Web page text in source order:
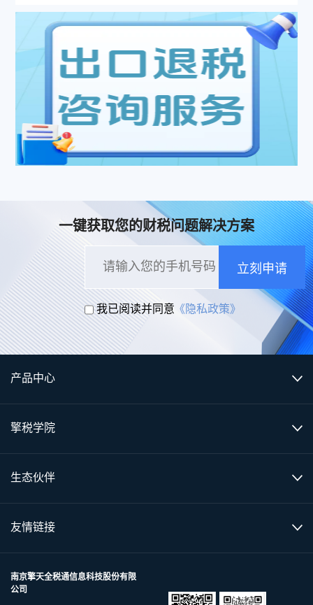
一键获取您的财税问题解决方案
立刻申请
我已阅读并同意《隐私政策》
产品中心
擎税学院
生态伙伴
友情链接
南京擎天全税通信息科技股份有限
公司